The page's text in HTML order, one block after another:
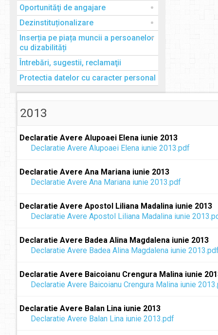
Oportunităţi de angajare
Dezinstituționalizare
Inserția pe piața muncii a persoanelor
cu dizabilități
Întrebări, sugestii, reclamaţii
Protectia datelor cu caracter personal
2013
Declaratie Avere Alupoaei Elena iunie 2013
Declaratie Avere Alupoaei Elena iunie 2013.pdf
Declaratie Avere Ana Mariana iunie 2013
Declaratie Avere Ana Mariana iunie 2013.pdf
Declaratie Avere Apostol Liliana Madalina iunie 2013
Declaratie Avere Apostol Liliana Madalina iunie
Declaratie Avere Badea Alina Magdalena iunie 2013
Declaratie Avere Badea Alina Magdalena iunie
Declaratie Avere Baicoianu Crengura Malina iunie
Declaratie Avere Baicoianu Crengura Malina iunie
Declaratie Avere Balan Lina iunie 2013
Declaratie Avere Balan Lina iunie 2013.pdf